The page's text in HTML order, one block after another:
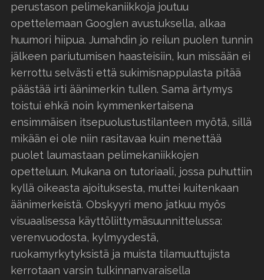
perustason pelimekaniikkoja joutuu
opettelemaan Googlen avustuksella, alkaa
huumori hiipua. Jumahdin jo reilun puolen tunnin
jälkeen pariutumisen haasteisiin, kun missään ei
kerrottu selvästi että sukimisnappulasta pitää
päästää irti äänimerkin tullen. Sama ärtymys
toistui ehkä noin kymmenkertaisena
ensimmäisen itsepuolustustilanteen myötä, sillä
mikään ei ole niin rasitavaa kuin menettää
puolet laumastaan pelimekaniikkojen
opetteluun. Mukana on tutoriaali, jossa puhuttiin
kyllä oikeasta ajoituksesta, muttei kuitenkaan
äänimerkeistä. Obskyyri meno jatkuu myös
visuaalisessa käyttöliittymäsuunnittelussa:
verenvuodosta, kylmyydestä,
ruokamyrkytyksistä ja muista tilamuuttujista
kerrotaan varsin tulkinnanvaraisella